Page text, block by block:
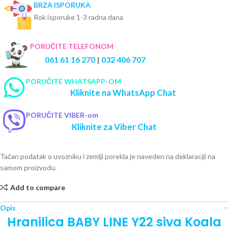
BRZA ISPORUKA
Rok isporuke 1-3 radna dana
PORUČITE TELEFONOM
061 61 16 270 | 032 406 707
PORUČITE WHATSAPP-OM
Kliknite na WhatsApp Chat
PORUČITE VIBER-om
Kliknite za Viber Chat
Tačan podatak o uvozniku i zemlji porekla je naveden na deklaraciji na
samom proizvodu.
Add to compare
Opis
Hranilica BABY LINE Y22 siva Koala